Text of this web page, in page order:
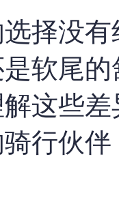
择没
软尾
这些
行伙